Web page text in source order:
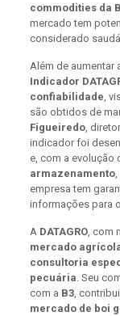
commodities da
mercado tem
considerado
Além de aumentar
Indicador
confiabilidade ,
são obtidos de
Figueiredo,
indicador foi
e, com a evolução
armazenamento,
empresa tem
informações para
A DATAGRO, com
mercado
consultoria
pecuária . Seu
com a B3,
mercado de boi